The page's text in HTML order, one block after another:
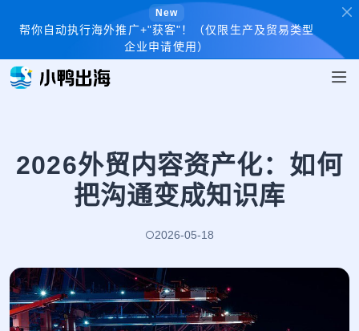
New
帮你自动执行海外推广+"获客"！（仅限生产及贸易类型
企业申请使用）
2026外贸内容资产化：如何
把沟通变成知识库
2026-05-18